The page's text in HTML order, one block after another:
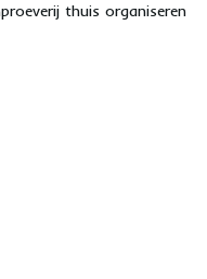
thuis organiseren